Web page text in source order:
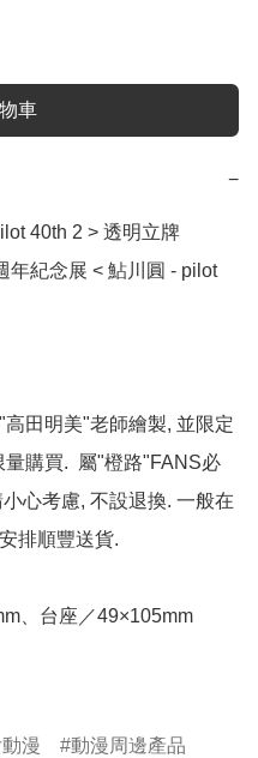
車
−
40th 2 > 透明立牌
紀念展 < 鮎川圓 - pilot
田明美"老師繪製, 並限定
購買.  屬"橙路"FANS必
心考慮, 不設退換. 一般在
排順豐送貨.
、台座／49×105mm
漫
動漫周邊產品